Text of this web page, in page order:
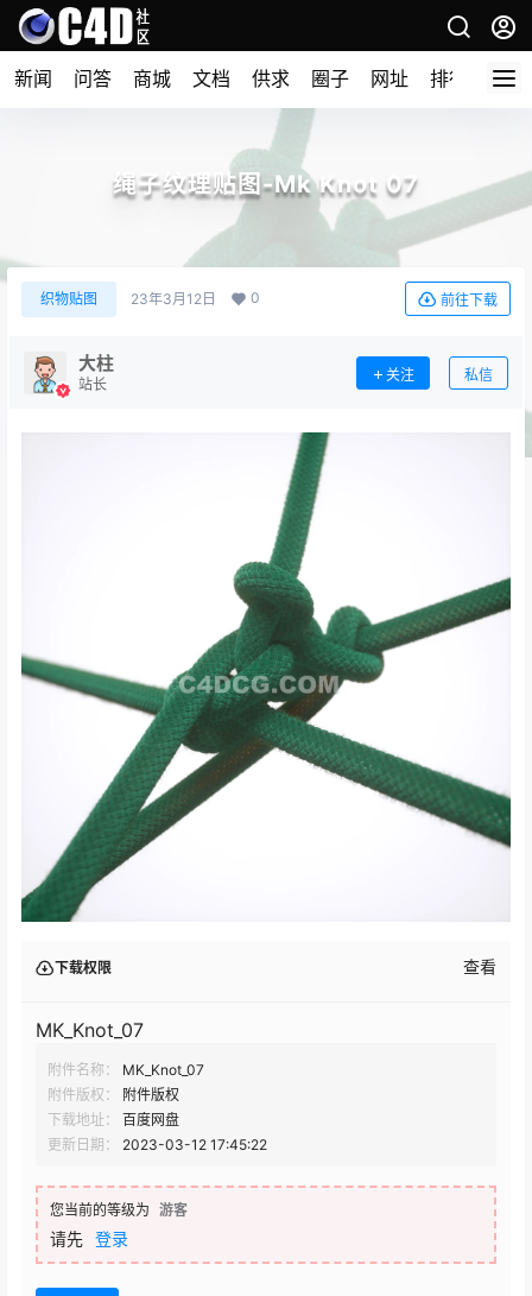
新闻 问答 商城 文档 供求 圈子 网址 排行榜
绳子纹理贴图-Mk Knot 07
织物贴图 23年3月12日 0 前往下载
大柱
站长
关注 私信
下载权限 查看
MK_Knot_07
附件名称：
MK_Knot_07
附件版权：
附件版权
下载地址：
百度网盘
更新日期：
2023-03-12 17:45:22
您当前的等级为 游客
请先 登录